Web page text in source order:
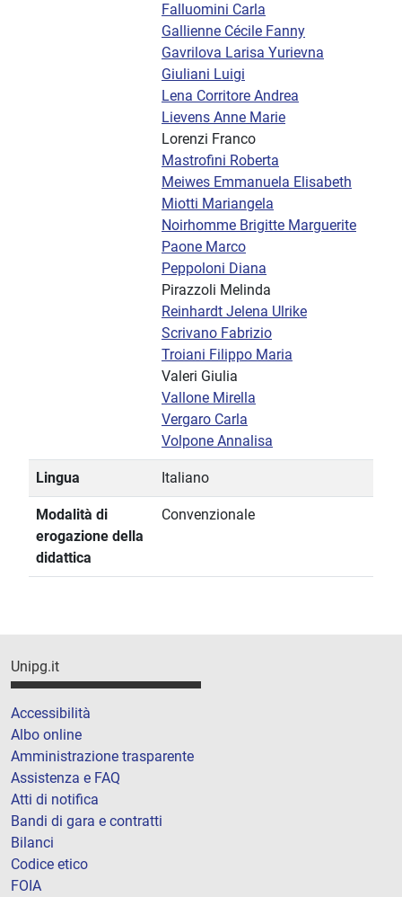
Falluomini Carla
Gallienne Cécile Fanny
Gavrilova Larisa Yurievna
Giuliani Luigi
Lena Corritore Andrea
Lievens Anne Marie
Lorenzi Franco
Mastrofini Roberta
Meiwes Emmanuela Elisabeth
Miotti Mariangela
Noirhomme Brigitte Marguerite
Paone Marco
Peppoloni Diana
Pirazzoli Melinda
Reinhardt Jelena Ulrike
Scrivano Fabrizio
Troiani Filippo Maria
Valeri Giulia
Vallone Mirella
Vergaro Carla
Volpone Annalisa
Lingua Italiano
Modalità di
erogazione della
didattica
Convenzionale
Unipg.it
Accessibilità
Albo online
Amministrazione trasparente
Assistenza e FAQ
Atti di notifica
Bandi di gara e contratti
Bilanci
Codice etico
FOIA